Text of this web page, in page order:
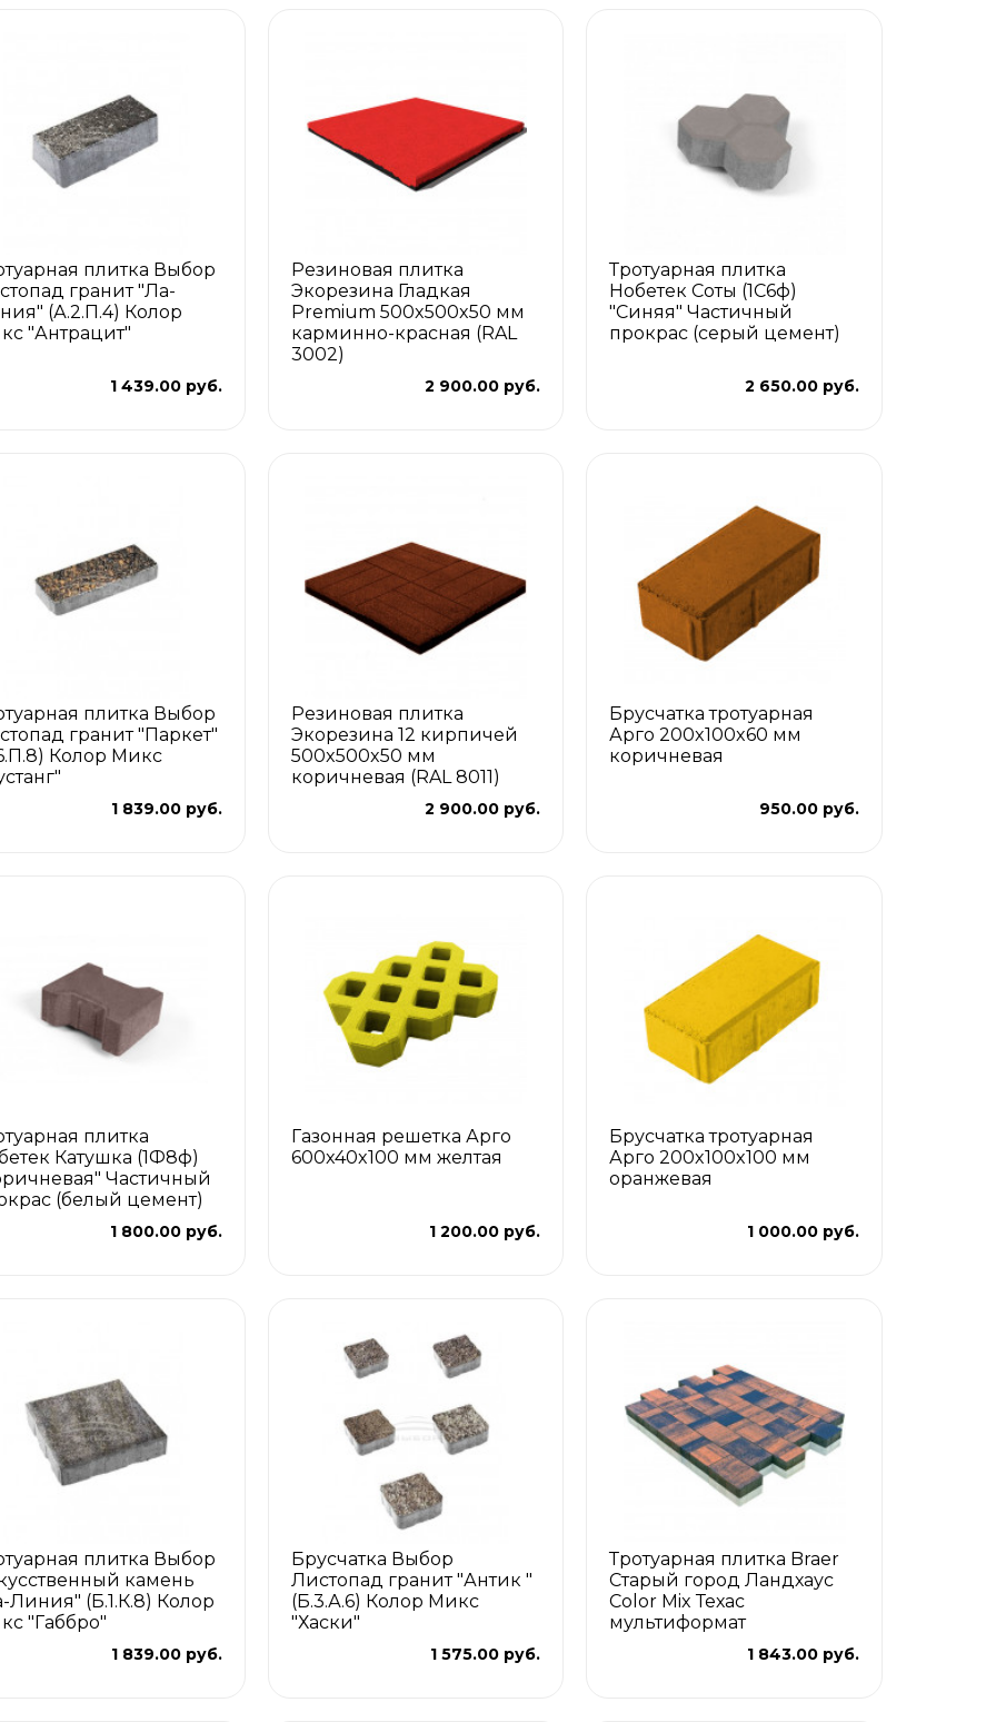
плитка Выбор
гранит "Ла-
(А.2.П.4) Колор
"Антрацит"
1 439.00 руб.
Резиновая плитка
Экорезина Гладкая
Premium 500x500x50 мм
карминно-красная (RAL
3002)
2 900.00 руб.
Тротуарная плитка
Нобетек Соты (1С6ф)
"Синяя" Частичный
прокрас (серый цемент)
2 650.00 руб.
плитка Выбор
гранит "Паркет"
Колор Микс
1 839.00 руб.
Резиновая плитка
Экорезина 12 кирпичей
500x500x50 мм
коричневая (RAL 8011)
2 900.00 руб.
Брусчатка тротуарная
Арго 200x100x60 мм
коричневая
950.00 руб.
плитка
Катушка (1Ф8ф)
Частичный
(белый цемент)
1 800.00 руб.
Газонная решетка Арго
600x40x100 мм желтая
1 200.00 руб.
Брусчатка тротуарная
Арго 200x100x100 мм
оранжевая
1 000.00 руб.
плитка Выбор
камень
Линия" (Б.1.К.8) Колор
"Габбро"
1 839.00 руб.
Брусчатка Выбор
Листопад гранит "Антик "
(Б.3.А.6) Колор Микс
"Хаски"
1 575.00 руб.
Тротуарная плитка Braer
Старый город Ландхаус
Color Mix Техас
мультиформат
1 843.00 руб.